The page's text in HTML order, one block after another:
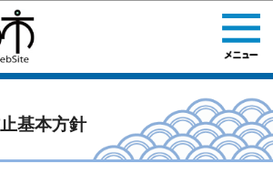
のページの本文へ移動
基本方針